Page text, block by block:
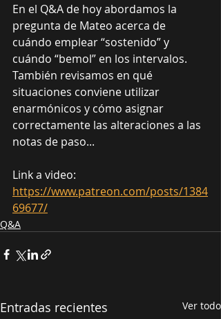
En el Q&A de hoy abordamos la
pregunta de Mateo acerca de
cuándo emplear “sostenido” y
cuándo “bemol” en los intervalos.
También revisamos en qué
situaciones conviene utilizar
enarmónicos y cómo asignar
correctamente las alteraciones a las
notas de paso...
Link a video:
https://www.patreon.com/posts/1384
69677/
Q&A
Entradas recientes Ver todo